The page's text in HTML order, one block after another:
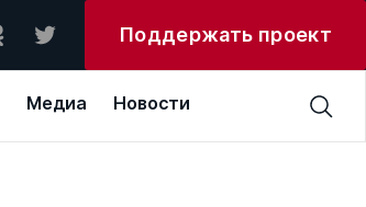
Поддержать проект
Медиа Новости